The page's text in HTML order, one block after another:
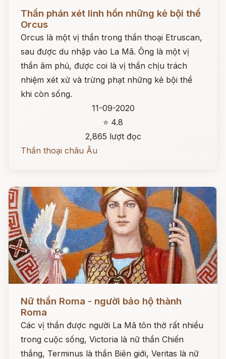
Đọc ngay
Thần phán xét linh hồn những kẻ bội thề
Orcus
Orcus là một vị thần trong thần thoại Etruscan,
sau được du nhập vào La Mã. Ông là một vị
thần âm phủ, được coi là vị thần chịu trách
nhiệm xét xử và trừng phạt những kẻ bội thề
khi còn sống.
11-09-2020
⭐ 4.8
2,865 lượt đọc
Thần thoại châu Âu
Nữ thần Roma - người bảo hộ thành
Roma
Các vị thần được người La Mã tôn thờ rất nhiều
trong cuộc sống, Victoria là nữ thần Chiến
thắng, Terminus là thần Biên giới, Veritas là nữ